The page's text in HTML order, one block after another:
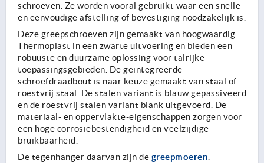
schroeven. Ze worden vooral gebruikt waar een snelle
en eenvoudige afstelling of bevestiging noodzakelijk is.
Deze greepschroeven zijn gemaakt van hoogwaardig
Thermoplast in een zwarte uitvoering en bieden een
robuuste en duurzame oplossing voor talrijke
toepassingsgebieden. De geïntegreerde
schroefdraadbout is naar keuze gemaakt van staal of
roestvrij staal. De stalen variant is blauw gepassiveerd
en de roestvrij stalen variant blank uitgevoerd. De
materiaal- en oppervlakte-eigenschappen zorgen voor
een hoge corrosiebestendigheid en veelzijdige
bruikbaarheid.
De tegenhanger daarvan zijn de greepmoeren.